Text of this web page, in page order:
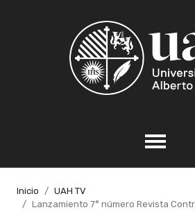
Inicio
UAH TV
Lanzamiento 7° número Revista